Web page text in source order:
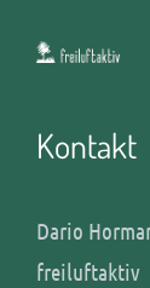
Kontakt
Dario
freiluftaktiv